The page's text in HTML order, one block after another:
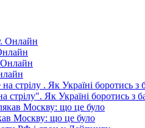
Як Україні боротись з
Москву: що це було